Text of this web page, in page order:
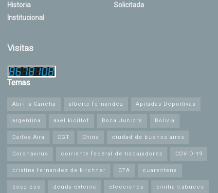
Historia
Institucional
Solicitada
Visitas
Temas
Abrí la Cancha alberto fernandez Apiladas Deportivas
argentina axel kicillof Boca Juniors Bolivia
Carlos Aira CGT China ciudad de buenos aires
Coronavirus corriente federal de trabajadores COVID-19
cristina fernandez de kirchner CTA cuarentena
despidos deuda externa elecciones emilia trabucco